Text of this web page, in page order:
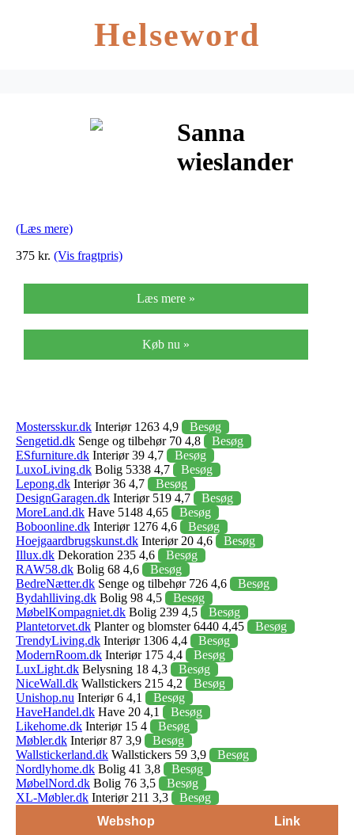
Helseword
Sanna
wieslander
(Læs mere)
375 kr. (Vis fragtpris)
Læs mere »
Køb nu »
Mostersskur.dk Interiør 1263 4,9
Besøg
Sengetid.dk Senge og tilbehør 70 4,8
Besøg
ESfurniture.dk Interiør 39 4,7
Besøg
LuxoLiving.dk Bolig 5338 4,7
Besøg
Lepong.dk Interiør 36 4,7
Besøg
DesignGaragen.dk Interiør 519 4,7
Besøg
MoreLand.dk Have 5148 4,65
Besøg
Boboonline.dk Interiør 1276 4,6
Besøg
Hoejgaardbrugskunst.dk Interiør 20 4,6
Besøg
Illux.dk Dekoration 235 4,6
Besøg
RAW58.dk Bolig 68 4,6
Besøg
BedreNætter.dk Senge og tilbehør 726 4,6
Besøg
Bydahlliving.dk Bolig 98 4,5
Besøg
MøbelKompagniet.dk Bolig 239 4,5
Besøg
Plantetorvet.dk Planter og blomster 6440 4,45
Besøg
TrendyLiving.dk Interiør 1306 4,4
Besøg
ModernRoom.dk Interiør 175 4,4
Besøg
LuxLight.dk Belysning 18 4,3
Besøg
NiceWall.dk Wallstickers 215 4,2
Besøg
Unishop.nu Interiør 6 4,1
Besøg
HaveHandel.dk Have 20 4,1
Besøg
Likehome.dk Interiør 15 4
Besøg
Møbler.dk Interiør 87 3,9
Besøg
Wallstickerland.dk Wallstickers 59 3,9
Besøg
Nordlyhome.dk Bolig 41 3,8
Besøg
MøbelNord.dk Bolig 76 3,5
Besøg
XL-Møbler.dk Interiør 211 3,3
Besøg
Webshop
Link